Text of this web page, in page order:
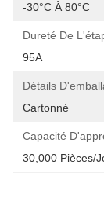
-30°C À 80°C
Dureté De
95A
Détails
Cartonné
Capacité
30,000 Pièces/